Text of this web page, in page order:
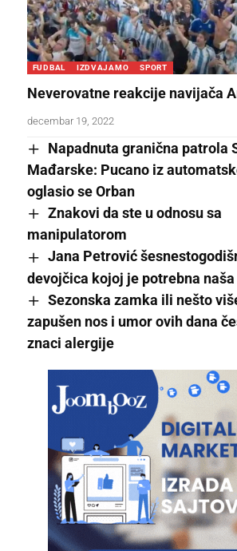
FUDBAL IZDVAJAMO SPORT
Neverovatne reakcije navijača
decembar 19, 2022
Napadnuta granična patrola
Mađarske: Pucano iz
oglasio se Orban
Znakovi da ste u odnosu sa
manipulatorom
Jana Petrović
devojčica kojoj je potrebna
Sezonska zamka ili nešto
zapušen nos i umor ovih dana
znaci alergije